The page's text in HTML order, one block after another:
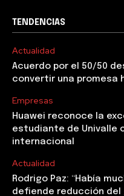
TENDENCIAS
Actualidad
Acuerdo por el 50/50
convertir una promesa
Empresas
Huawei reconoce la
estudiante de Univalle
internacional
Actualidad
Rodrigo Paz: “Había
defiende reducción